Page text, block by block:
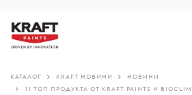
към
основното
КАТАЛОГ KRAFT НОВИНИ
НОВИНИ
11 ТОП ПРОДУКТА ОТ KRAFT PAINTS И